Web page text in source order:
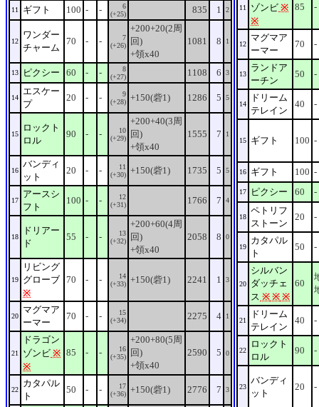
11 ギフト 100 - -
6
(+25)
835 1 2
12
ワンダー
チャーム
70 - -
7
(+26)
+200+20(2周
回)
+領x40
1081 8 1
13 ピクシー 60 - -
8
(+27)
1108 6 3
14
エスケー
プ
20 - -
9
(+28) +150(砦1) 1286 5 5
15
ロックト
ロル
90 - -
10
(+29)
+200+40(3周
回)
+領x40
1555 7 1
16
バンディ
ット
20 - -
11
(+30) +150(砦1) 1735 5 5
17
アースシ
フト
100 - -
12
(+31)
1766 7 4
18
ドリアー
ド
55 - -
13
(+32)
+200+60(4周
回)
+領x40
2058 8 0
19
リビング
グローブ
※
70 - -
14
(+33) +150(砦1) 2241 1 3
20
マグマア
ーマー
70 - -
15
(+34)
2275 4 1
21
ドラゴン
ゾンビ ※
※
85 - -
16
(+35)
+200+80(5周
回)
+領x40
2590 5 0
22
カタパル
ト
50 - -
17
(+36) +150(砦1) 2776 7 3
11
ゾンビ ※
※
85 -
12
マグマア
ーマー
70 -
13
ランドア
ーチン
50 -
14
ドリーム
テレイン
40 -
15 ギフト 100 -
16 ギフト 100 -
17 ピクシー 60 -
18
ペトリフ
ストーン
20 -
19
カタパル
ト
50 -
20
シルバン
ダッチェ
ス ※ ※ ※
60
21
ドリーム
テレイン
40 -
22
ロックト
ロル
90 -
23
バンディ
ット
20 -